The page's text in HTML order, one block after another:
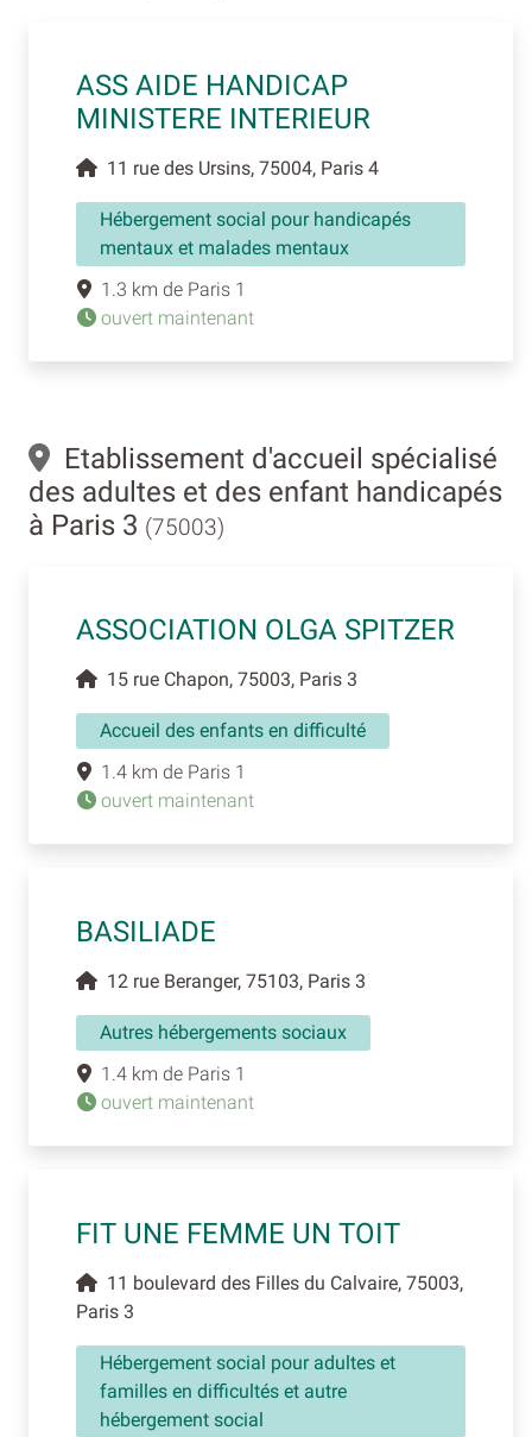
ASS AIDE HANDICAP
MINISTERE INTERIEUR
11 rue des Ursins, 75004, Paris 4
Hébergement social pour handicapés
mentaux et malades mentaux
1.3 km de Paris 1
ouvert maintenant
Etablissement d'accueil spécialisé
des adultes et des enfant handicapés
à Paris 3 (75003)
ASSOCIATION OLGA SPITZER
15 rue Chapon, 75003, Paris 3
Accueil des enfants en difficulté
1.4 km de Paris 1
ouvert maintenant
BASILIADE
12 rue Beranger, 75103, Paris 3
Autres hébergements sociaux
1.4 km de Paris 1
ouvert maintenant
FIT UNE FEMME UN TOIT
11 boulevard des Filles du Calvaire, 75003,
Paris 3
Hébergement social pour adultes et
familles en difficultés et autre
hébergement social